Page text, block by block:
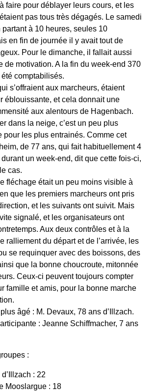
faire pour déblayer leurs cours, et les
pas tous très dégagés. Le samedi
partant à 10 heures, seules 10
en fin de journée il y avait tout de
Pour le dimanche, il fallait aussi
de motivation. A la fin du week-end 370
comptabilisés.
s’offraient aux marcheurs, étaient
éblouissante, et cela donnait une
aux alentours de Hagenbach.
dans la neige, c’est un peu plus
pour les plus entrainés. Comme cet
de 77 ans, qui fait habituellement 4
un week-end, dit que cette fois-ci,
cas.
fléchage était un peu moins visible à
que les premiers marcheurs ont pris
et les suivants ont suivit. Mais
signalé, et les organisateurs ont
Aux deux contrôles et à la
ralliement du départ et de l’arrivée, les
se requinquer avec des boissons, des
que la bonne choucroute, mitonnée
Ceux-ci peuvent toujours compter
famille et amis, pour la bonne marche
âgé : M. Devaux, 78 ans d’Illzach.
: Jeanne Schiffmacher, 7 ans
:
: 22
Mooslargue : 18